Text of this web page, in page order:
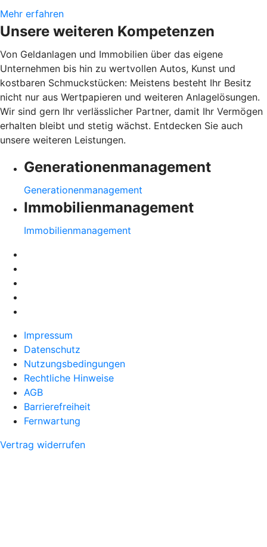
Mehr erfahren
Unsere weiteren Kompetenzen
Von Geldanlagen und Immobilien über das eigene
Unternehmen bis hin zu wertvollen Autos, Kunst und
kostbaren Schmuckstücken: Meistens besteht Ihr Besitz
nicht nur aus Wertpapieren und weiteren Anlagelösungen.
Wir sind gern Ihr verlässlicher Partner, damit Ihr Vermögen
erhalten bleibt und stetig wächst. Entdecken Sie auch
unsere weiteren Leistungen.
Generationenmanagement
Generationenmanagement
Immobilienmanagement
Immobilienmanagement
Impressum
Datenschutz
Nutzungsbedingungen
Rechtliche Hinweise
AGB
Barrierefreiheit
Fernwartung
Vertrag widerrufen